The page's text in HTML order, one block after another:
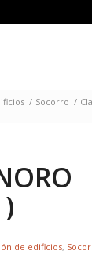
/ Socorro /
de edificios,